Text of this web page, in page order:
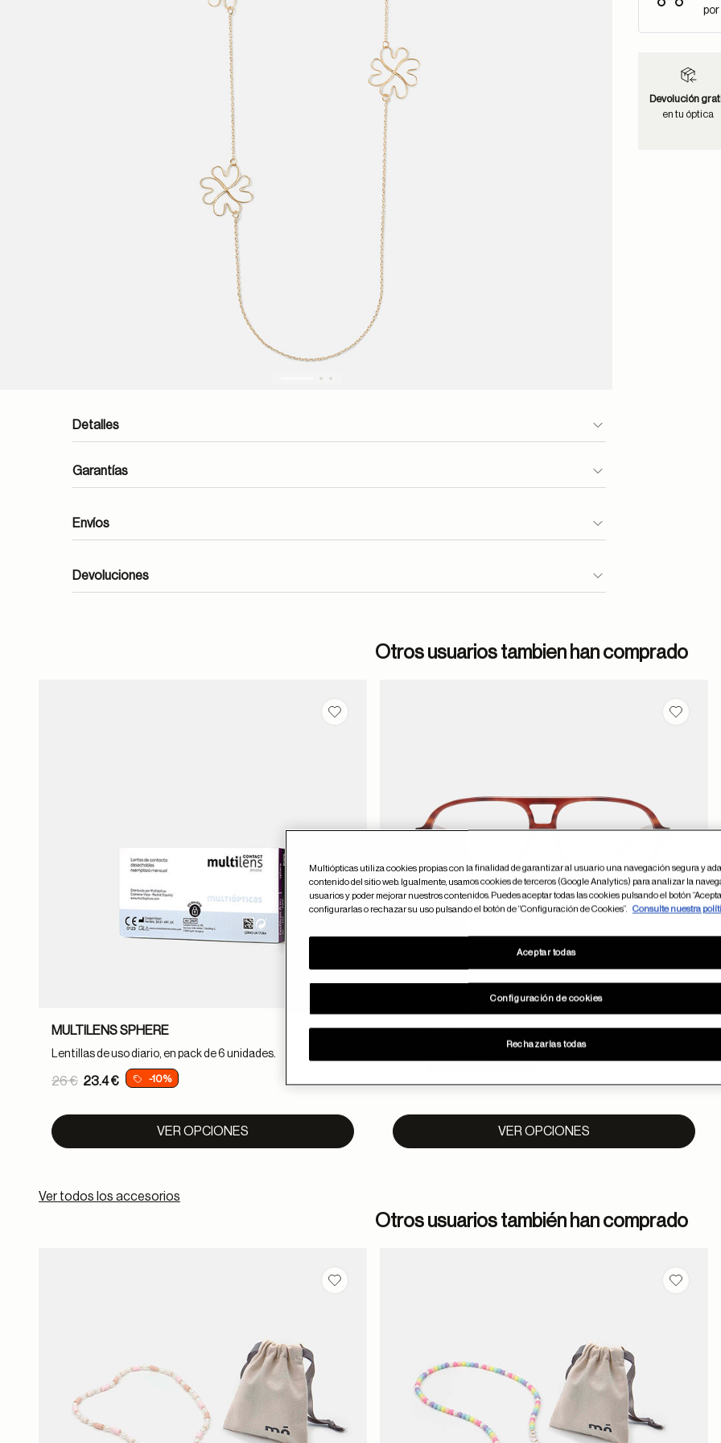
Detalles
Garantías
Envíos
Devoluciones
Devolución
en tu óptica
Otros usuarios tambien han comprado
Guardar en favoritos
MULTILENS SPHERE
Lentillas de uso diario, en pack de 6 unidades.
Price reduced from
26 € 23.4 € -10%
VER OPCIONES
2 colores Probador virtual
MÓ FLAMENCO
LUZ AZUL 2X79€
VER OPCIONES
Ver todos los accesorios
Otros usuarios también han comprado
Guardar en favoritos
Multiópticas utiliza cookies propias con la finalidad de garantizar al usuario una navegación segura y
contenido del sitio web. Igualmente, usamos cookies de terceros (Google Analytics) para analizar la
usuarios y poder mejorar nuestros contenidos. Puedes aceptar todas las cookies pulsando el botón
configurarlas o rechazar su uso pulsando el botón de “Configuración de Cookies”.
Consulte nuestra
Configuración de cookies
Rechazarlas todas
Aceptar todas